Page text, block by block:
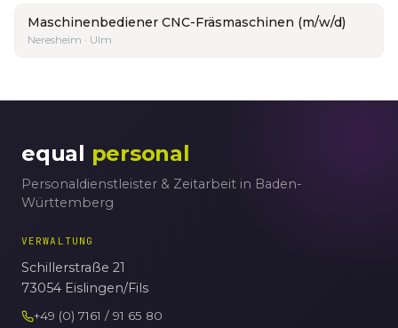
Maschinenbediener CNC-Fräsmaschinen (m/w/d)
Neresheim · Ulm
equal personal
Personaldienstleister & Zeitarbeit in Baden-
Württemberg
VERWALTUNG
Schillerstraße 21
73054 Eislingen/Fils
+49 (0) 7161 / 91 65 80